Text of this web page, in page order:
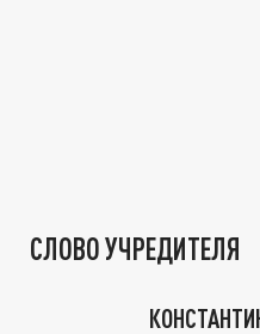
СЛОВО УЧРЕДИТЕЛЯ